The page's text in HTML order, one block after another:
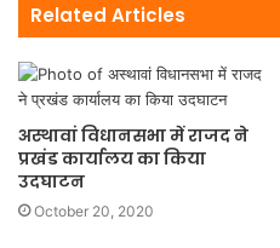
Related Articles
अस्थावां विधानसभा में राजद ने
प्रखंड कार्यालय का किया
उदघाटन
October 20, 2020